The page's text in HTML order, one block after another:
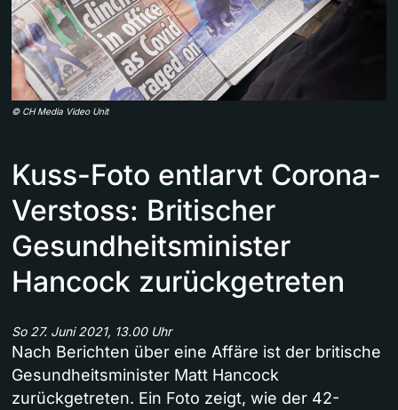
© CH Media Video Unit
Kuss-Foto entlarvt Corona-
Verstoss: Britischer
Gesundheitsminister
Hancock zurückgetreten
So 27. Juni 2021, 13.00 Uhr
Nach Berichten über eine Affäre ist der britische
Gesundheitsminister Matt Hancock
zurückgetreten. Ein Foto zeigt, wie der 42-